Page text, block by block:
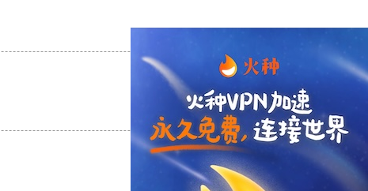
支持 [0] 反对 [0]